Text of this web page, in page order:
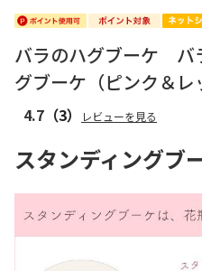
バラのハグブーケ バ
グブーケ（ピンク＆レ
4.7 （3） レビューを見る
スタンディングブ